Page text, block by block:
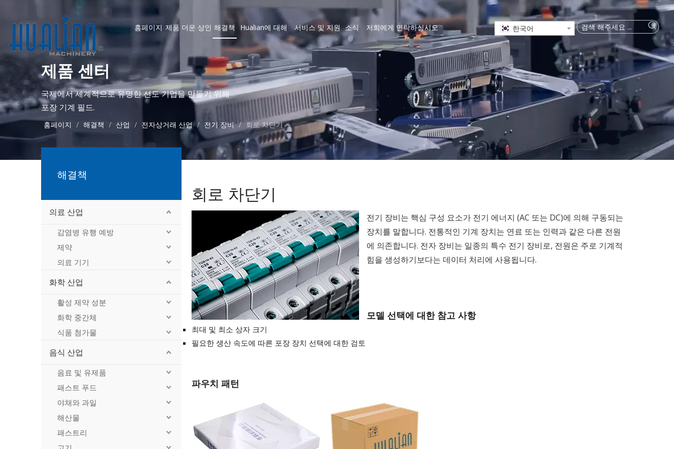
홈페이지 제품 더운 상인 해결책 Hualian에 대해 서비스 및 지원 소식 저희에게 연락하십시오 한국어
제품 센터
국제에서 세계적으로 유명한 선도 기업을 만들기 위해
포장 기계 필드.
홈페이지 / 해결책 / 산업 / 전자상거래 산업 / 전기 장비 / 회로 차단기
해결책
의료 산업
감염병 유행 예방
제약
의료 기기
화학 산업
활성 제약 성분
화학 중간체
식품 첨가물
음식 산업
음료 및 유제품
패스트 푸드
야채와 과일
해산물
패스트리
회로 차단기
전기 장비는 핵심 구성 요소가 전기 에너지 (AC 또는 DC)에 의해 구동되는
장치를 말합니다. 전통적인 기계 장치는 연료 또는 인력과 같은 다른 전원
에 의존합니다. 전자 장비는 일종의 특수 전기 장비로, 전원은 주로 기계적
힘을 생성하기보다는 데이터 처리에 사용됩니다.
모델 선택에 대한 참고 사항
최대 및 최소 상자 크기
필요한 생산 속도에 따른 포장 장치 선택에 대한 검토
파우치 패턴